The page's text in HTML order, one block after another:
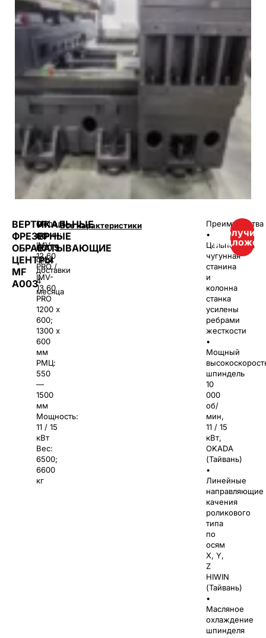
ВЕРТИКАЛЬНЫЕ
ФРЕЗЕРНЫЕ
ОБРАБАТЫВАЮЩИЕ
ЦЕНТРЫ
MF
A003
ОТ
60
000$
срок
доставки
4
месяца
Модель
серии:
IMV-
12.60
PRO /
IMV-
13.60
PRO
1200 х
600;
1300 х
600
мм
РМЦ:
550
—
1500
мм
Мощность:
11 / 15
кВт
Вес:
6500;
6600
кг
Все характеристики
Преимущества
•
Цельнолитая
чугунная
станина
и
колонна
станка
усилены
ребрами
жесткости
•
Мощный
шпиндель
10
000
об/
мин,
11 / 15
кВт,
OKADA
(Тайвань)
•
Линейные
направляющие
качения
роликового
типа
по
осям
X, Y,
Z
HIWIN
(Тайвань)
•
Масляное
охлаждение
шпинделя
Получить